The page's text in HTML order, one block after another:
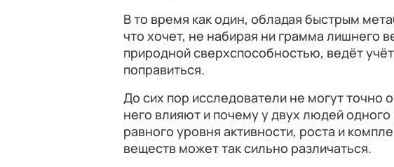
В то время как один, обладая быстрым
что хочет, не набирая ни грамма лишнего
природной сверхспособностью, ведёт
поправиться.
До сих пор исследователи не могут точно
него влияют и почему у двух людей
равного уровня активности, роста и
веществ может так сильно различаться.